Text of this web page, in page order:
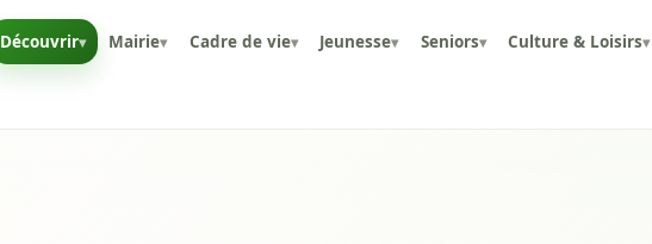
Découvrir▾ Mairie▾ Cadre de vie▾ Jeunesse▾ Seniors▾ Culture & Loisirs▾